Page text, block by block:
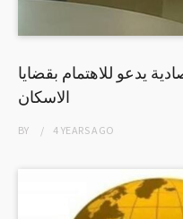
يدعو للاهتمام بقضايا
الاسكان
BY 4 YEARSAGO